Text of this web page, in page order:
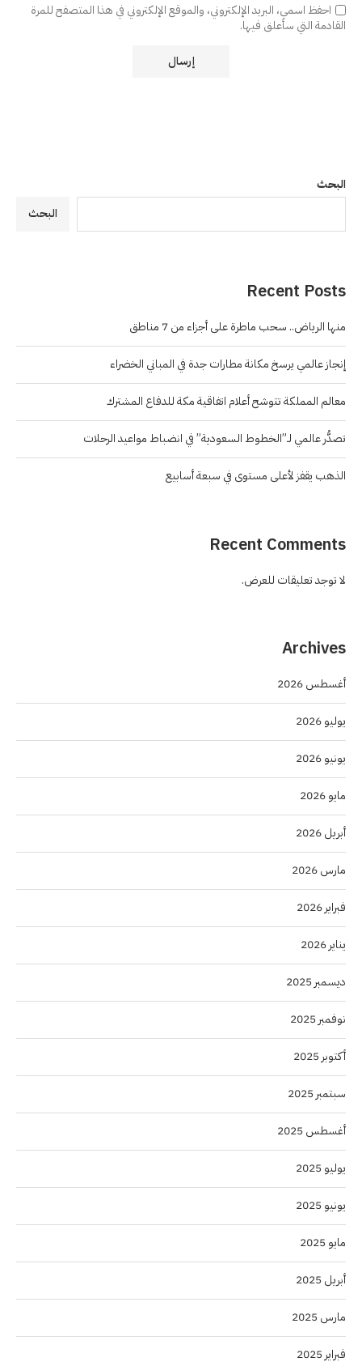
احفظ اسمي، البريد الإلكتروني، والموقع الإلكتروني في هذا المتصفح للمرة
القادمة التي سأعلق فيها.
البحث
البحث
Recent Posts
منها الرياض.. سحب ماطرة على أجزاء من 7 مناطق
إنجاز عالمي يرسخ مكانة مطارات جدة في المباني الخضراء
معالم المملكة تتوشح أعلام اتفاقية مكة للدفاع المشترك
تصدُّر عالمي لـ”الخطوط السعودية” في انضباط مواعيد الرحلات
الذهب يقفز لأعلى مستوى في سبعة أسابيع
Recent Comments
لا توجد تعليقات للعرض.
Archives
أغسطس 2026
يوليو 2026
يونيو 2026
مايو 2026
أبريل 2026
مارس 2026
فبراير 2026
يناير 2026
ديسمبر 2025
نوفمبر 2025
أكتوبر 2025
سبتمبر 2025
أغسطس 2025
يوليو 2025
يونيو 2025
مايو 2025
أبريل 2025
مارس 2025
فبراير 2025